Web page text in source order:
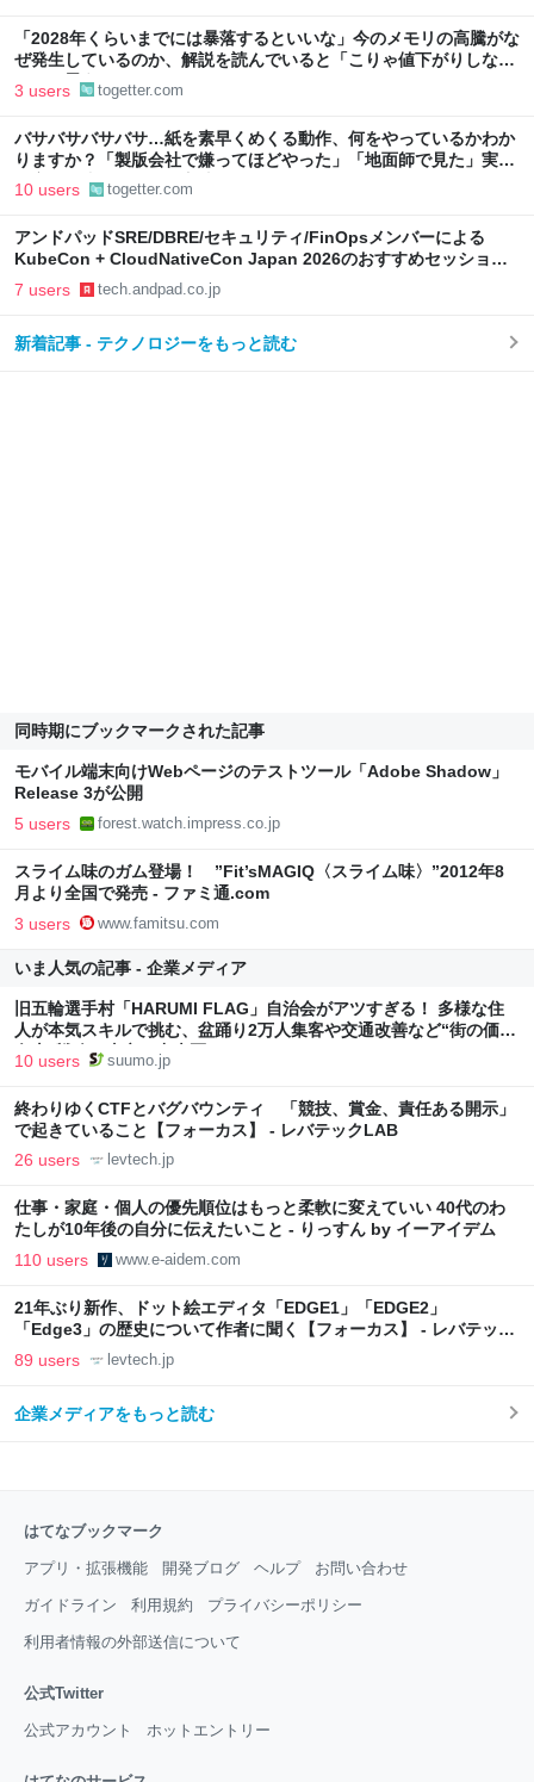
「2028年くらいまでには暴落するといいな」今のメモリの高騰がな
ぜ発生しているのか、解説を読んでいると「こりゃ値下がりしない
わ」と思う
3 users togetter.com
バサバサバサバサ…紙を素早くめくる動作、何をやっているかわか
りますか？「製版会社で嫌ってほどやった」「地面師で見た」実は
確実に間違いに気付く方法だった
10 users togetter.com
アンドパッドSRE/DBRE/セキュリティ/FinOpsメンバーによる
KubeCon + CloudNativeCon Japan 2026のおすすめセッション -
ANDPAD Tech Blog
7 users tech.andpad.co.jp
新着記事 - テクノロジーをもっと読む
同時期にブックマークされた記事
モバイル端末向けWebページのテストツール「Adobe Shadow」
Release 3が公開
5 users forest.watch.impress.co.jp
スライム味のガム登場！ ”Fit’sMAGIQ〈スライム味〉”2012年8
月より全国で発売 - ファミ通.com
3 users www.famitsu.com
いま人気の記事 - 企業メディア
旧五輪選手村「HARUMI FLAG」自治会がアツすぎる！ 多様な住
人が本気スキルで挑む、盆踊り2万人集客や交通改善など“街の価値
向上”戦略 東京・中央区
10 users suumo.jp
終わりゆくCTFとバグバウンティ 「競技、賞金、責任ある開示」
で起きていること【フォーカス】 - レバテックLAB
26 users levtech.jp
仕事・家庭・個人の優先順位はもっと柔軟に変えていい 40代のわ
たしが10年後の自分に伝えたいこと - りっすん by イーアイデム
110 users www.e-aidem.com
21年ぶり新作、ドット絵エディタ「EDGE1」「EDGE2」
「Edge3」の歴史について作者に聞く【フォーカス】 - レバテック
LAB
89 users levtech.jp
企業メディアをもっと読む
はてなブックマーク
アプリ・拡張機能 開発ブログ ヘルプ お問い合わせ
ガイドライン 利用規約 プライバシーポリシー
利用者情報の外部送信について
公式Twitter
公式アカウント ホットエントリー